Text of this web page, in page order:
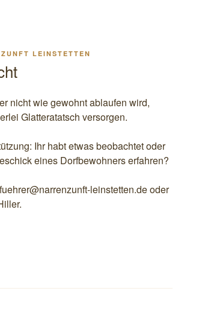
LEINSTETTEN
nicht wie gewohnt ablaufen wird,
Glatteratatsch versorgen.
Ihr habt etwas beobachtet oder
eines Dorfbewohners erfahren?
leinstetten.de oder